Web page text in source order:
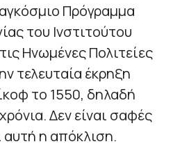
Πρόγραμμα
του Ινστιτούτου
Ηνωμένες Πολιτείες
τελευταία έκρηξη
το 1550, δηλαδή
Δεν είναι σαφές
αυτή η απόκλιση.